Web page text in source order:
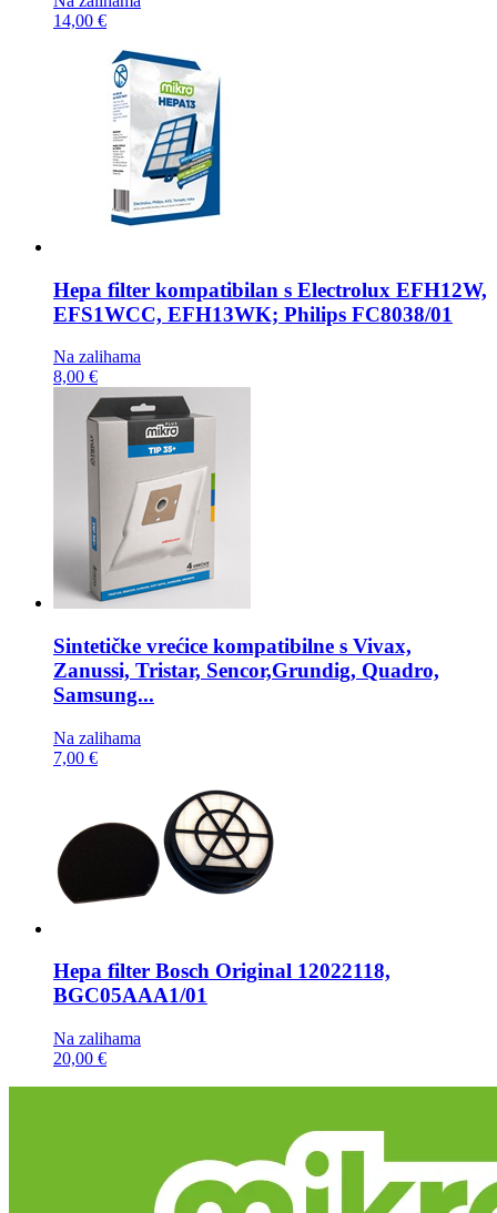
14,00 €
Hepa filter kompatibilan s Electrolux EFH12W,
EFS1WCC, EFH13WK; Philips FC8038/01
Na zalihama
8,00 €
Sintetičke vrećice kompatibilne s Vivax,
Zanussi, Tristar, Sencor,Grundig, Quadro,
Samsung...
Na zalihama
7,00 €
Hepa filter Bosch Original 12022118,
BGC05AAA1/01
Na zalihama
20,00 €